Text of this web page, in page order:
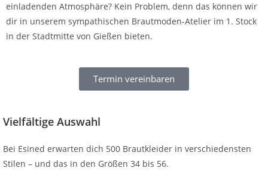
einladenden Atmosphäre? Kein Problem, denn das können wir
dir in unserem sympathischen Brautmoden-Atelier im 1. Stock
in der Stadtmitte von Gießen bieten.
Termin vereinbaren
Vielfältige Auswahl
Bei Esined erwarten dich 500 Brautkleider in verschiedensten
Stilen – und das in den Größen 34 bis 56.